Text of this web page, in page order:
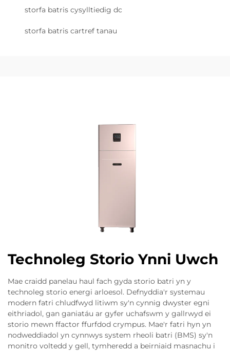
storfa batris cysylltiedig dc
storfa batris cartref tanau
Technoleg Storio Ynni Uwch
Mae craidd panelau haul fach gyda storio batri yn y
technoleg storio energi arloesol. Defnyddia'r systemau
modern fatri chludfwyd litiwm sy'n cynnig dwyster egni
eithriadol, gan ganiatáu ar gyfer uchafswm y gallrwyd ei
storio mewn ffactor ffurfdod crympus. Mae'r fatri hyn yn
nodweddiadol yn cynnwys system rheoli batri (BMS) sy'n
monitro voltedd y gell, tymheredd a beirniaid masnachu i